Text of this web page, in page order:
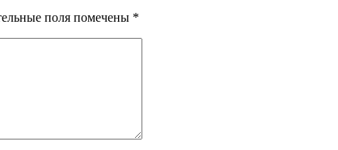
поля помечены *